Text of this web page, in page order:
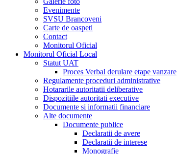
Evenimente
SVSU Brancoveni
Carte de oaspeti
Contact
Monitorul Oficial
Monitorul Oficial Local
Statut UAT
Proces Verbal derulare etape vanzare
Regulamente proceduri administrative
Hotararile autoritatii deliberative
Dispozitiile autoritati executive
Documente si informatii financiare
Alte documente
Documente publice
Declaratii de avere
Declaratii de interese
Monografie